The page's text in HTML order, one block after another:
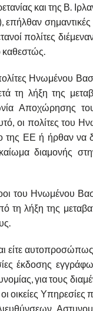
και της Β.
πολίτες
καθεστώς.
Ηνωμένου
τη λήξη της
Αποχώρησης
οι πολίτες του
της ΕΕ ή ήρθαν να
διαμονής
του Ηνωμένου
λήξη της
είτε
έκδοσης
για τους
οικείες Υπηρεσίες